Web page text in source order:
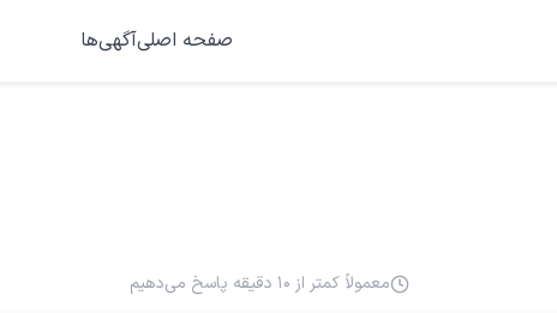
صفحه اصلیآگهی‌ها
معمولاً کمتر از ۱۰ دقیقه پاسخ می‌دهیم